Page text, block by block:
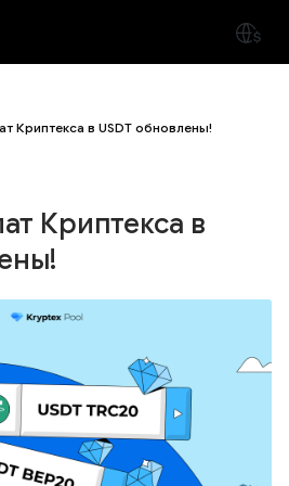
Криптекса в USDT обновлены!
Криптекса в